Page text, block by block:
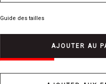
Guide des tailles
AJOUTER AU